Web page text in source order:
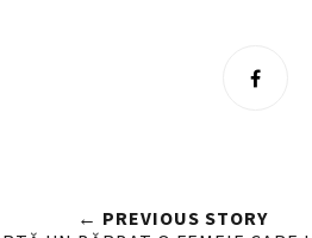
← PREVIOUS STORY